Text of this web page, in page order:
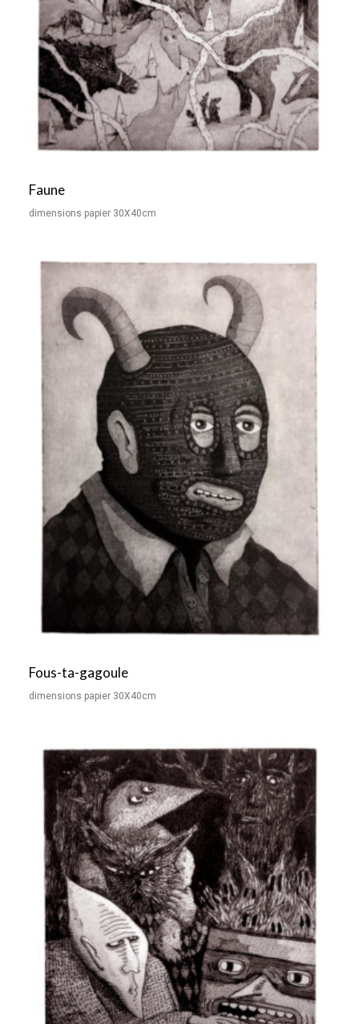
Faune
dimensions papier 30X40cm
Fous-ta-gagoule
dimensions papier 30X40cm